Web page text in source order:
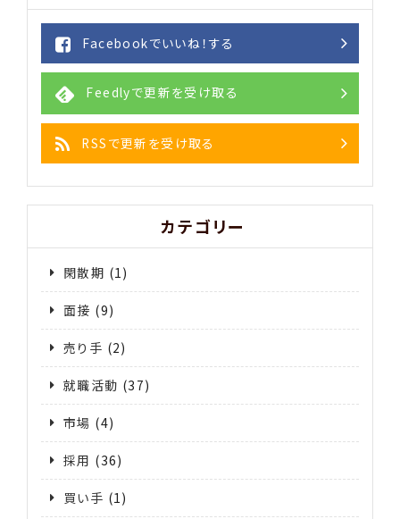
Facebookでいいね！する
Feedlyで更新を受け取る
RSSで更新を受け取る
カテゴリー
閑散期 (1)
面接 (9)
売り手 (2)
就職活動 (37)
市場 (4)
採用 (36)
買い手 (1)